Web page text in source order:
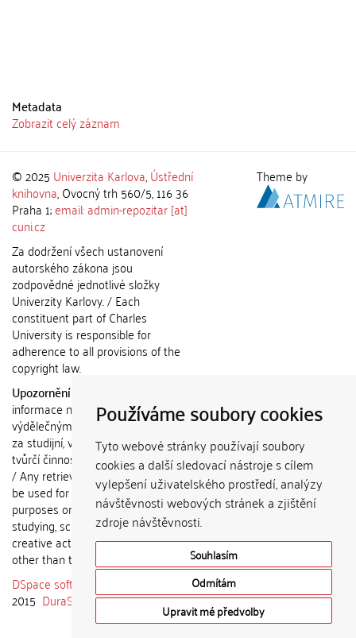
Používáme soubory cookies
Tyto webové stránky používají soubory
cookies a další sledovací nástroje s cílem
vylepšení uživatelského prostředí, analýzy
návštěvnosti webových stránek a zjištění
zdroje návštěvnosti.
Souhlasím
Odmítám
Upravit mé předvolby
Metadata
Zobrazit celý záznam
© 2025 Univerzita Karlova,Ústřední
knihovna, Ovocný trh 560/5, 116 36
Praha 1;email: admin-repozitar [at]
cuni.cz
Za dodržení všech ustanovení
autorského zákona jsou
zodpovědné jednotlivé složky
Univerzity Karlovy. / Each
constituent part of Charles
University is responsible for
adherence to all provisions of the
copyright law.
Upozornění / Notice:
informace nemohou být použity k
výdělečným účelům nebo vydávány
za studijní, vědeckou nebo jinou
tvůrčí činnost jiné osoby než autora.
/ Any retrieved information shall not
be used for any commercial
purposes or claimed as results of
studying, scientific or any other
creative activities of any person
other than the author.
DSpace software
copyright © 2002-
2015 DuraSpace
Theme by